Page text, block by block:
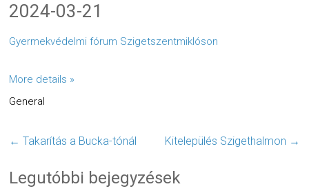
2024-03-21
Gyermekvédelmi fórum Szigetszentmiklóson
More details »
General
← Takarítás a Bucka-tónál Kitelepülés Szigethalmon →
Legutóbbi bejegyzések